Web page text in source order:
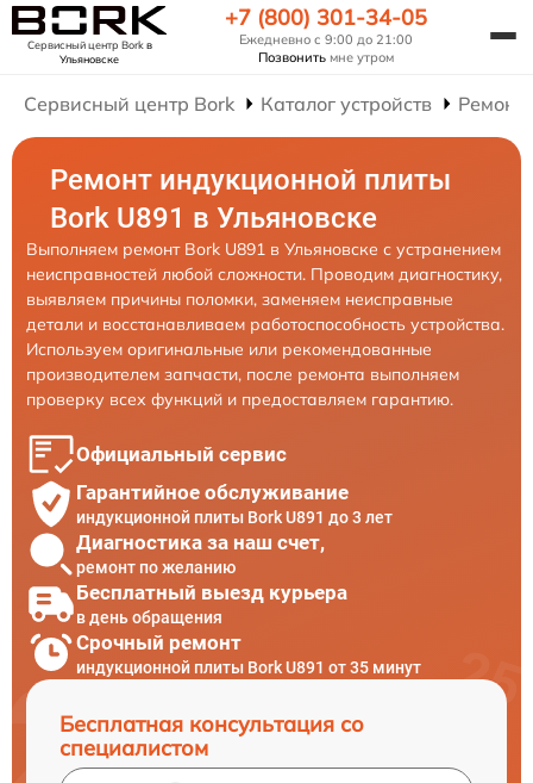
Сервисный центр Borkв
Ульяновске
+7 (800) 301-34-05
Ежедневно с 9:00 до 21:00
Позвонить мне утром
Сервисный центр Bork Каталог устройств Ремонт
Ремонт индукционной плиты
Bork U891 в Ульяновске
Выполняем ремонт Bork U891 в Ульяновске с устранением
неисправностей любой сложности. Проводим диагностику,
выявляем причины поломки, заменяем неисправные
детали и восстанавливаем работоспособность устройства.
Используем оригинальные или рекомендованные
производителем запчасти, после ремонта выполняем
проверку всех функций и предоставляем гарантию.
Официальный сервис
Гарантийное обслуживание
индукционной плиты Bork U891 до 3 лет
Диагностика за наш счет,
ремонт по желанию
Бесплатный выезд курьера
в день обращения
Срочный ремонт
индукционной плиты Bork U891 от 35 минут
Бесплатная консультация со
специалистом